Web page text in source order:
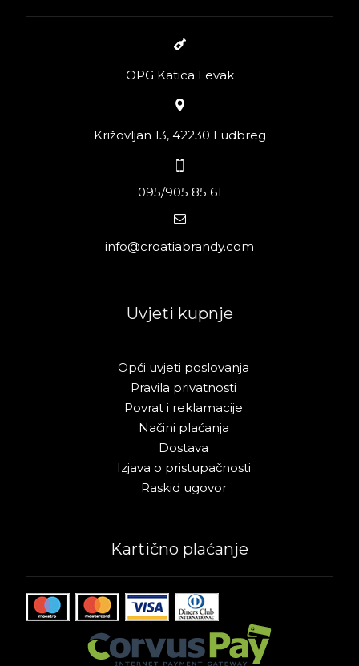
OPG Katica Levak
Križovljan 13, 42230 Ludbreg
095/905 85 61
info@croatiabrandy.com
Uvjeti kupnje
Opći uvjeti poslovanja
Pravila privatnosti
Povrat i reklamacije
Načini plaćanja
Dostava
Izjava o pristupačnosti
Raskid ugovor
Kartično plaćanje